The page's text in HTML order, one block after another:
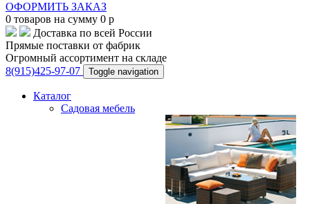
ОФОРМИТЬ ЗАКАЗ
0 товаров на сумму 0 p
Доставка по всей России
Прямые поставки от фабрик
Огромный ассортимент на складе
8(915)425-97-07
Toggle navigation
Каталог
Садовая мебель